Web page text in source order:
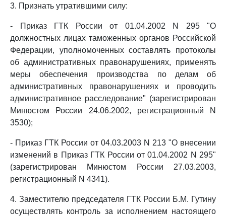
3. Признать утратившими силу:
- Приказ ГТК России от 01.04.2002 N 295 "О
должностных лицах таможенных органов Российской
Федерации, уполномоченных составлять протоколы
об административных правонарушениях, применять
меры обеспечения производства по делам об
административных правонарушениях и проводить
административное расследование" (зарегистрирован
Минюстом России 24.06.2002, регистрационный N
3530);
- Приказ ГТК России от 04.03.2003 N 213 "О внесении
изменений в Приказ ГТК России от 01.04.2002 N 295"
(зарегистрирован Минюстом России 27.03.2003,
регистрационный N 4341).
4. Заместителю председателя ГТК России Б.М. Гутину
осуществлять контроль за исполнением настоящего